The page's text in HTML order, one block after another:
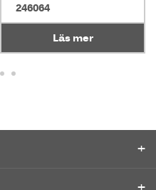
246064
Läs mer